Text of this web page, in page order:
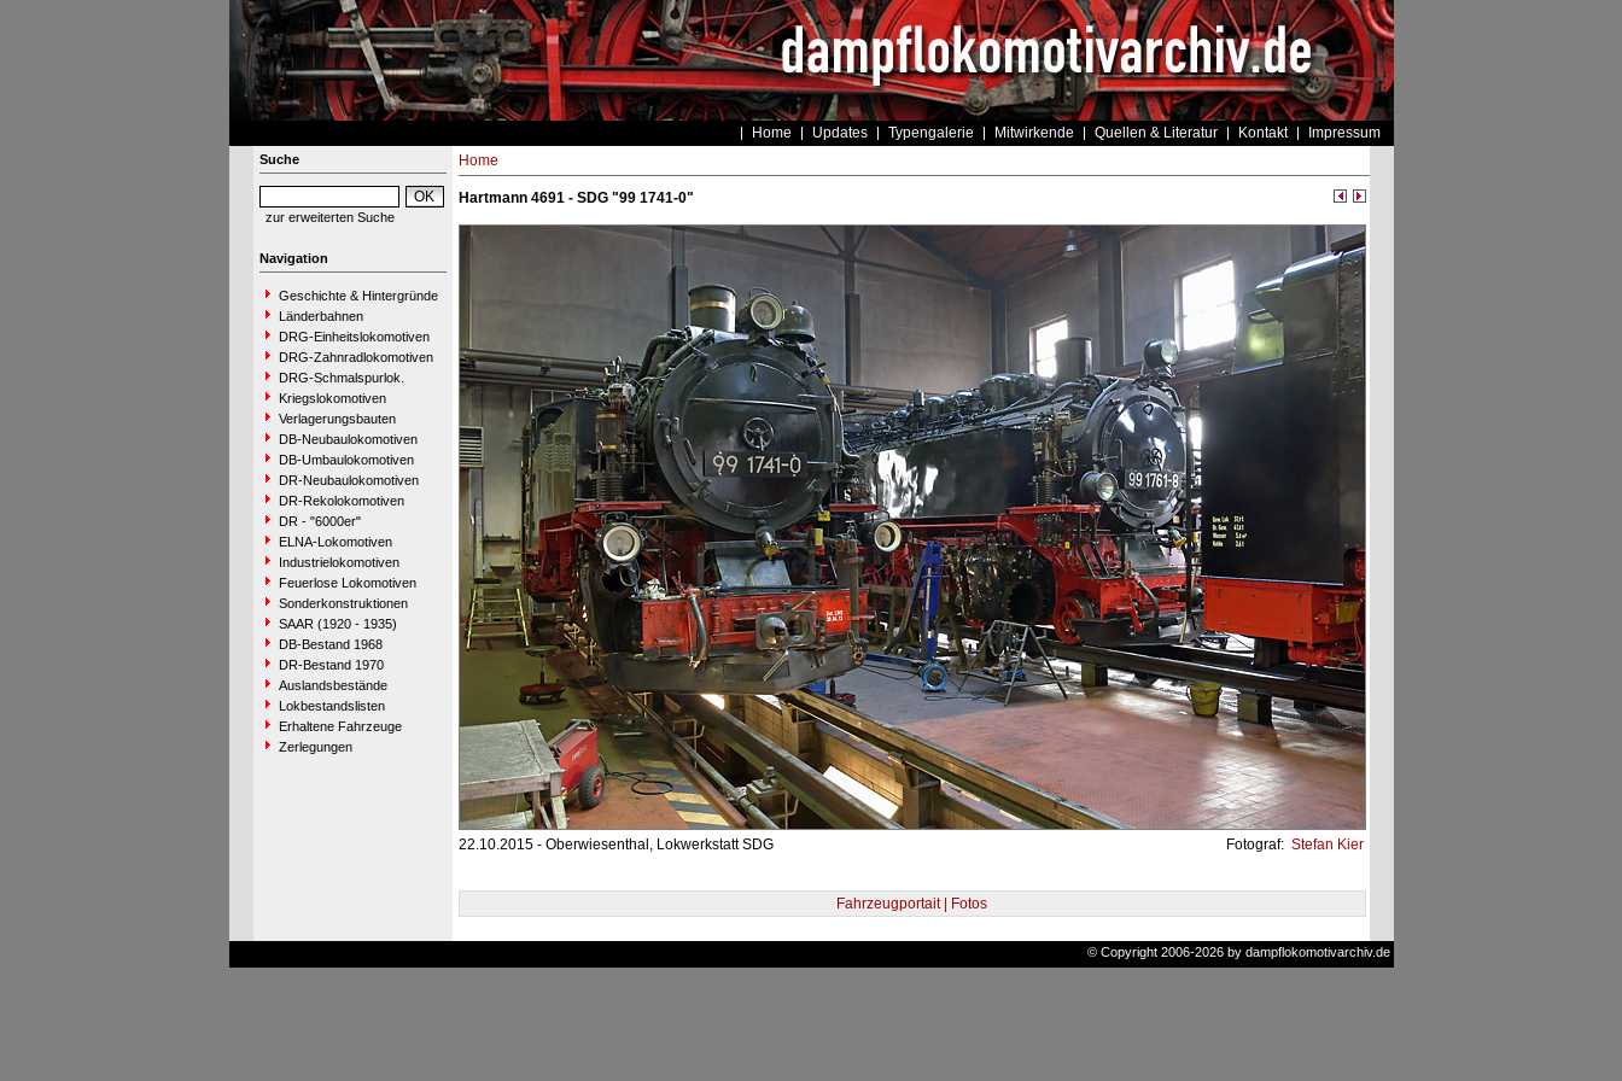
Home Updates Typengalerie Mitwirkende Quellen & Literatur Kontakt Impressum
Suche
zur erweiterten Suche
Navigation
Geschichte & Hintergründe
Länderbahnen
DRG-Einheitslokomotiven
DRG-Zahnradlokomotiven
DRG-Schmalspurlok.
Kriegslokomotiven
Verlagerungsbauten
DB-Neubaulokomotiven
DB-Umbaulokomotiven
DR-Neubaulokomotiven
DR-Rekolokomotiven
DR - "6000er"
ELNA-Lokomotiven
Industrielokomotiven
Feuerlose Lokomotiven
Sonderkonstruktionen
SAAR (1920 - 1935)
DB-Bestand 1968
DR-Bestand 1970
Auslandsbestände
Lokbestandslisten
Erhaltene Fahrzeuge
Zerlegungen
Home
Hartmann 4691 - SDG "99 1741-0"
22.10.2015 - Oberwiesenthal, Lokwerkstatt SDG Fotograf: Stefan Kier
Fahrzeugportait | Fotos
© Copyright 2006-2026 by dampflokomotivarchiv.de